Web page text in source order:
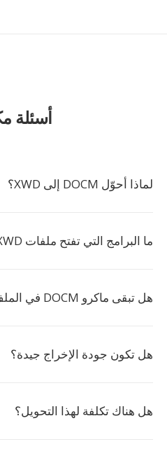
أسئلة
لماذا أحوّل DOCM إلى XWD؟
ما البرامج التي تفتح ملفات XWD؟
هل تبقى ماكرو DOCM في الملف الناتج؟
هل تكون جودة الإخراج جيدة؟
هل هناك تكلفة لهذا التحويل؟